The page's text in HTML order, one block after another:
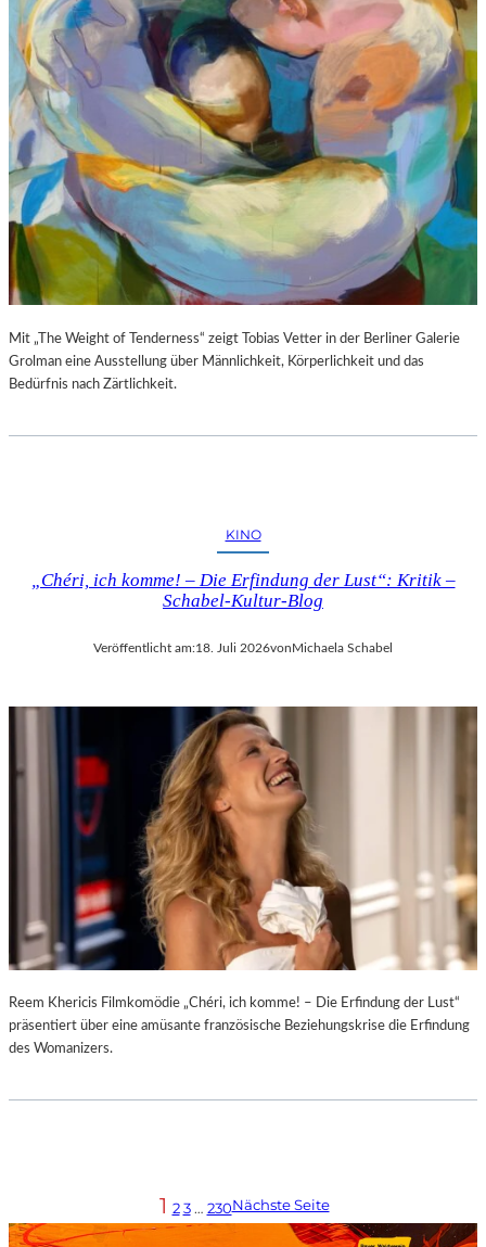
Mit „The Weight of Tenderness“ zeigt Tobias Vetter in der Berliner Galerie
Grolman eine Ausstellung über Männlichkeit, Körperlichkeit und das
Bedürfnis nach Zärtlichkeit.
KINO
„Chéri, ich komme! – Die Erfindung der Lust“: Kritik –
Schabel-Kultur-Blog
Veröffentlicht am:18. Juli 2026vonMichaela Schabel
Reem Khericis Filmkomödie „Chéri, ich komme! – Die Erfindung der Lust“
präsentiert über eine amüsante französische Beziehungskrise die Erfindung
des Womanizers.
1 2 3 … 230Nächste Seite